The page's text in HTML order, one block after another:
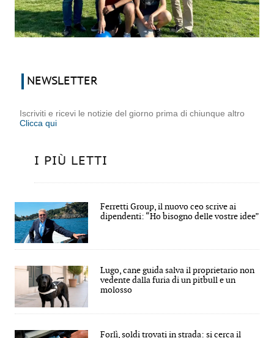
NEWSLETTER
Iscriviti e ricevi le notizie del giorno prima di chiunque altro
Clicca qui
I PIÙ LETTI
Ferretti Group, il nuovo ceo scrive ai
dipendenti: “Ho bisogno delle vostre idee”
Lugo, cane guida salva il proprietario non
vedente dalla furia di un pitbull e un
molosso
Forlì, soldi trovati in strada: si cerca il